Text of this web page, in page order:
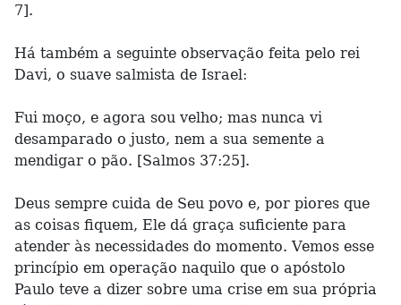
7].
Há também a seguinte observação feita pelo rei
Davi, o suave salmista de Israel:
Fui moço, e agora sou velho; mas nunca vi
desamparado o justo, nem a sua semente a
mendigar o pão. [Salmos 37:25].
Deus sempre cuida de Seu povo e, por piores que
as coisas fiquem, Ele dá graça suficiente para
atender às necessidades do momento. Vemos esse
princípio em operação naquilo que o apóstolo
Paulo teve a dizer sobre uma crise em sua própria